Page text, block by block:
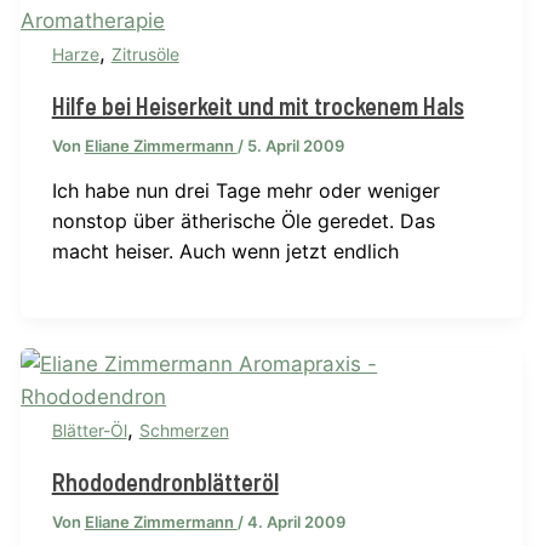
Harze, Zitrusöle
Hilfe bei Heiserkeit und mit trockenem Hals
Von Eliane Zimmermann / 5. April 2009
Ich habe nun drei Tage mehr oder weniger
nonstop über ätherische Öle geredet. Das
macht heiser. Auch wenn jetzt endlich
Blätter-Öl, Schmerzen
Rhododendronblätteröl
Von Eliane Zimmermann /4. April 2009